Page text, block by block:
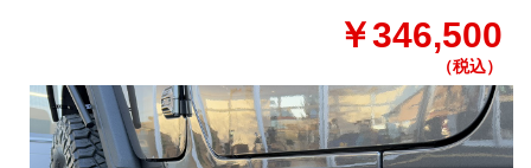
￥346,500
（税込）